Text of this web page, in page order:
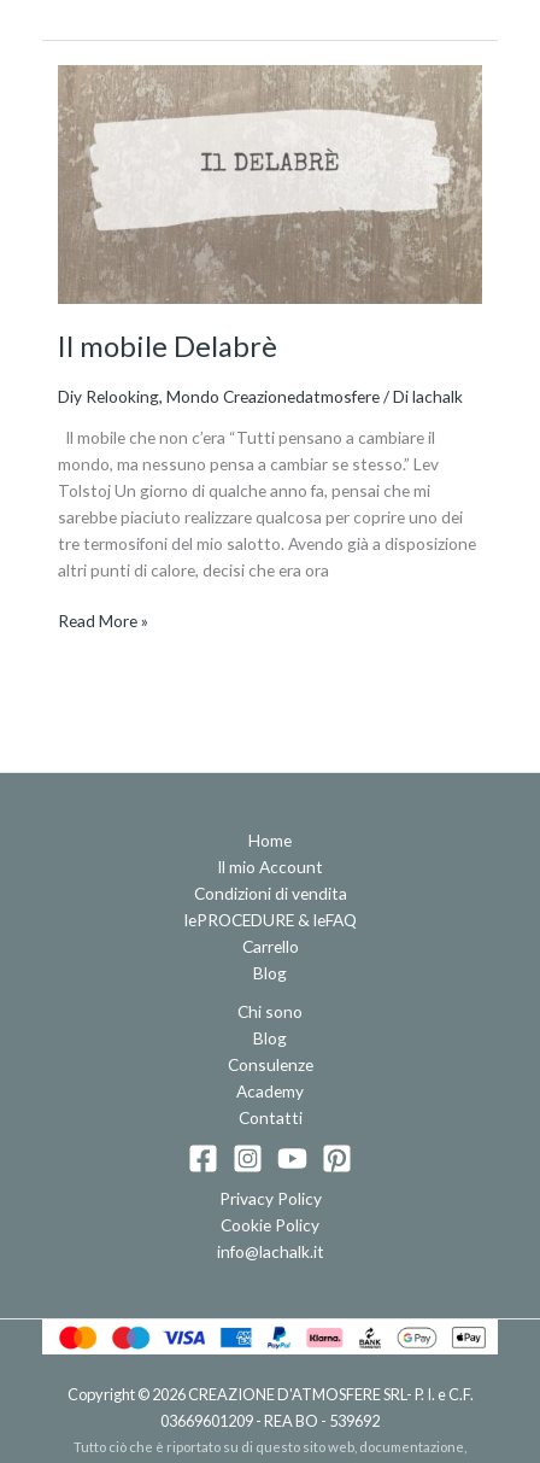
Il mobile Delabrè
Diy Relooking,Mondo Creazionedatmosfere/ Dilachalk
Il mobile che non c’era “Tutti pensano a cambiare il
mondo, ma nessuno pensa a cambiar se stesso.” Lev
Tolstoj Un giorno di qualche anno fa, pensai che mi
sarebbe piaciuto realizzare qualcosa per coprire uno dei
tre termosifoni del mio salotto. Avendo già a disposizione
altri punti di calore, decisi che era ora
Il
mobile
Delabrè
Read More »
Home
Il mio Account
Condizioni di vendita
lePROCEDURE & leFAQ
Carrello
Blog
Chi sono
Blog
Consulenze
Academy
Contatti
Privacy Policy
Cookie Policy
info@lachalk.it
Copyright © 2026CREAZIONE D'ATMOSFERE SRL- P. I. e C.F.
03669601209 - REA BO - 539692
Tutto ciò che è riportato su di questo sito web, documentazione,